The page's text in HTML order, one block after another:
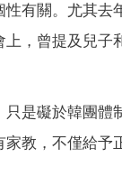
有關。尤其
，曾提及兒子
是礙於韓團
教，不僅給